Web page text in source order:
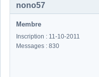
nono57
Membre
Inscription : 11-10-2011
Messages : 830